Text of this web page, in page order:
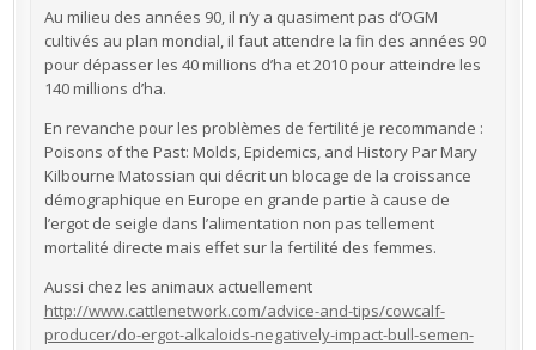
Au milieu des années 90, il n’y a quasiment pas d’OGM
cultivés au plan mondial, il faut attendre la fin des années 90
pour dépasser les 40 millions d’ha et 2010 pour atteindre les
140 millions d’ha.
En revanche pour les problèmes de fertilité je recommande :
Poisons of the Past: Molds, Epidemics, and History Par Mary
Kilbourne Matossian qui décrit un blocage de la croissance
démographique en Europe en grande partie à cause de
l’ergot de seigle dans l’alimentation non pas tellement
mortalité directe mais effet sur la fertilité des femmes.
Aussi chez les animaux actuellement
http://www.cattlenetwork.com/advice-and-tips/cowcalf-
producer/do-ergot-alkaloids-negatively-impact-bull-semen-